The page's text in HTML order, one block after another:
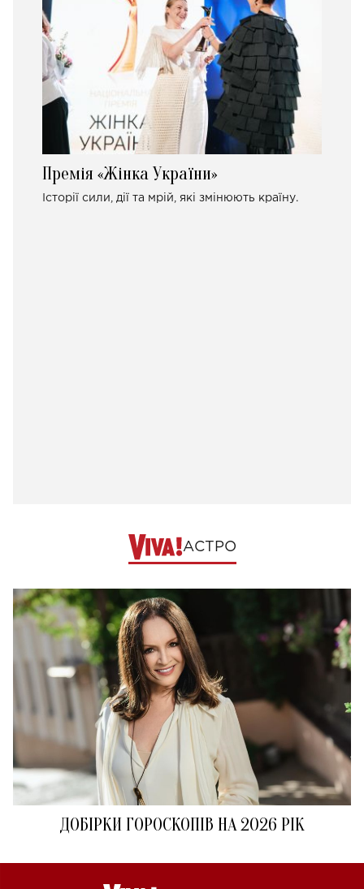
Премія «Жінка України»
Історії сили, дії та мрій, які змінюють країну.
АСТРО
ДОБІРКИ ГОРОСКОПІВ НА 2026 РІК